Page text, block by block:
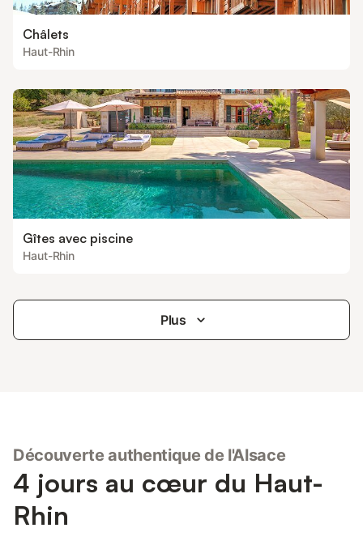
Châlets
Haut-Rhin
Gîtes avec piscine
Haut-Rhin
Plus
Découverte authentique de l'Alsace
4 jours au cœur du Haut-
Rhin